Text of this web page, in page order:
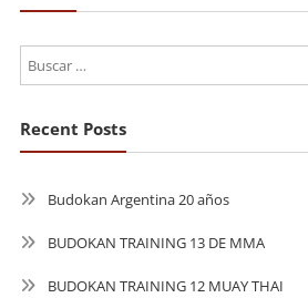
Recent Posts
Budokan Argentina 20 años
BUDOKAN TRAINING 13 DE MMA
BUDOKAN TRAINING 12 MUAY THAI